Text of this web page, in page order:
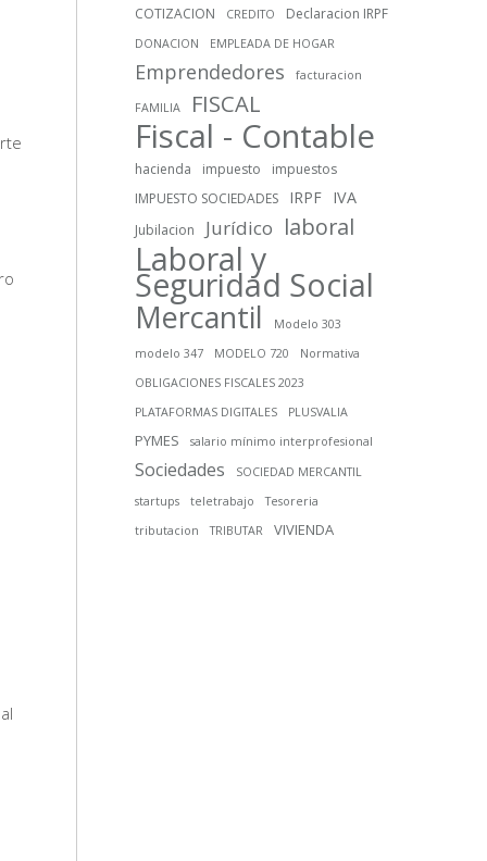
COTIZACION CREDITO Declaracion IRPF
DONACION EMPLEADA DE HOGAR
Emprendedores facturacion
FAMILIA FISCAL
Fiscal - Contable
hacienda impuesto
impuestos
IMPUESTO SOCIEDADES
IRPF IVA
Jubilacion Jurídico laboral
Laboral y
Seguridad Social
Mercantil
Modelo 303
modelo 347
MODELO 720
Normativa
OBLIGACIONES FISCALES 2023
PLATAFORMAS DIGITALES
PLUSVALIA
PYMES salario mínimo interprofesional
Sociedades
SOCIEDAD MERCANTIL
startups
teletrabajo
Tesoreria
tributacion
TRIBUTAR VIVIENDA